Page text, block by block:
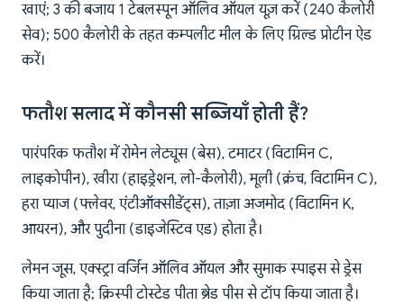
खाएं; 3 की बजाय 1 टेबलस्पून ऑलिव ऑयल यूज़ करें (240 कैलोरी
सेव); 500 कैलोरी के तहत कम्पलीट मील के लिए ग्रिल्ड प्रोटीन ऐड
करें।
फतौश सलाद में कौनसी सब्जियाँ होती हैं?
पारंपरिक फतौश में रोमेन लेट्यूस (बेस), टमाटर (विटामिन C,
लाइकोपीन), खीरा (हाइड्रेशन, लो-कैलोरी), मूली (क्रंच, विटामिन C),
हरा प्याज (फ्लेवर, एंटीऑक्सीडेंट्स), ताज़ा अजमोद (विटामिन K,
आयरन), और पुदीना (डाइजेस्टिव एड) होता है।
लेमन जूस, एक्स्ट्रा वर्जिन ऑलिव ऑयल और सुमाक स्पाइस से ड्रेस
किया जाता है; क्रिस्पी टोस्टेड पीता ब्रेड पीस से टॉप किया जाता है।